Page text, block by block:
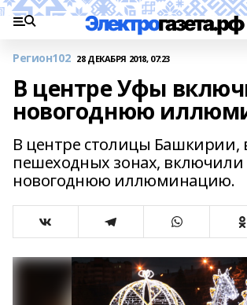
Регион102 28 ДЕКАБРЯ 2018, 07:23
В центре Уфы
новогоднюю
В центре столицы Башкирии,
пешеходных зонах, включили
новогоднюю иллюминацию.